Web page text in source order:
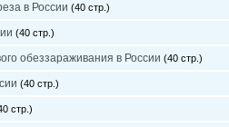
в России (40 стр.)
(40 стр.)
обеззараживания в России (40 стр.)
(40 стр.)
стр.)